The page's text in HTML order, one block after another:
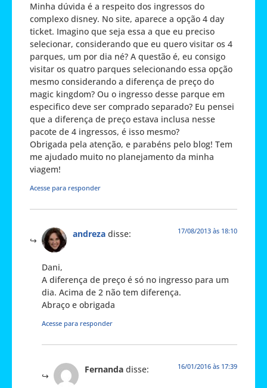
Minha dúvida é a respeito dos ingressos do
complexo disney. No site, aparece a opção 4 day
ticket. Imagino que seja essa a que eu preciso
selecionar, considerando que eu quero visitar os 4
parques, um por dia né? A questão é, eu consigo
visitar os quatro parques selecionando essa opção
mesmo considerando a diferença de preço do
magic kingdom? Ou o ingresso desse parque em
especifico deve ser comprado separado? Eu pensei
que a diferença de preço estava inclusa nesse
pacote de 4 ingressos, é isso mesmo?
Obrigada pela atenção, e parabéns pelo blog! Tem
me ajudado muito no planejamento da minha
viagem!
Acesse para responder
andreza disse: 17/08/2013 às 18:10
Dani,
A diferença de preço é só no ingresso para um
dia. Acima de 2 não tem diferença.
Abraço e obrigada
Acesse para responder
Fernanda disse: 16/01/2016 às 17:39